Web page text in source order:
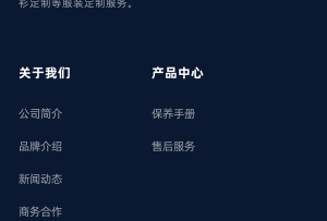
关于我们
公司简介
品牌介绍
新闻动态
商务合作
产品中心
保养手册
售后服务